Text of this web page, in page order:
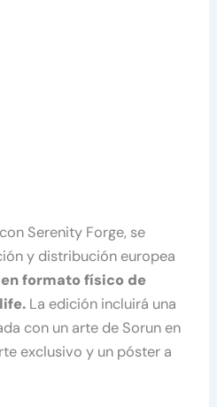
Serenity Forge, se
y distribución europea
formato físico de
La edición incluirá una
con un arte de Sorun en
exclusivo y un póster a